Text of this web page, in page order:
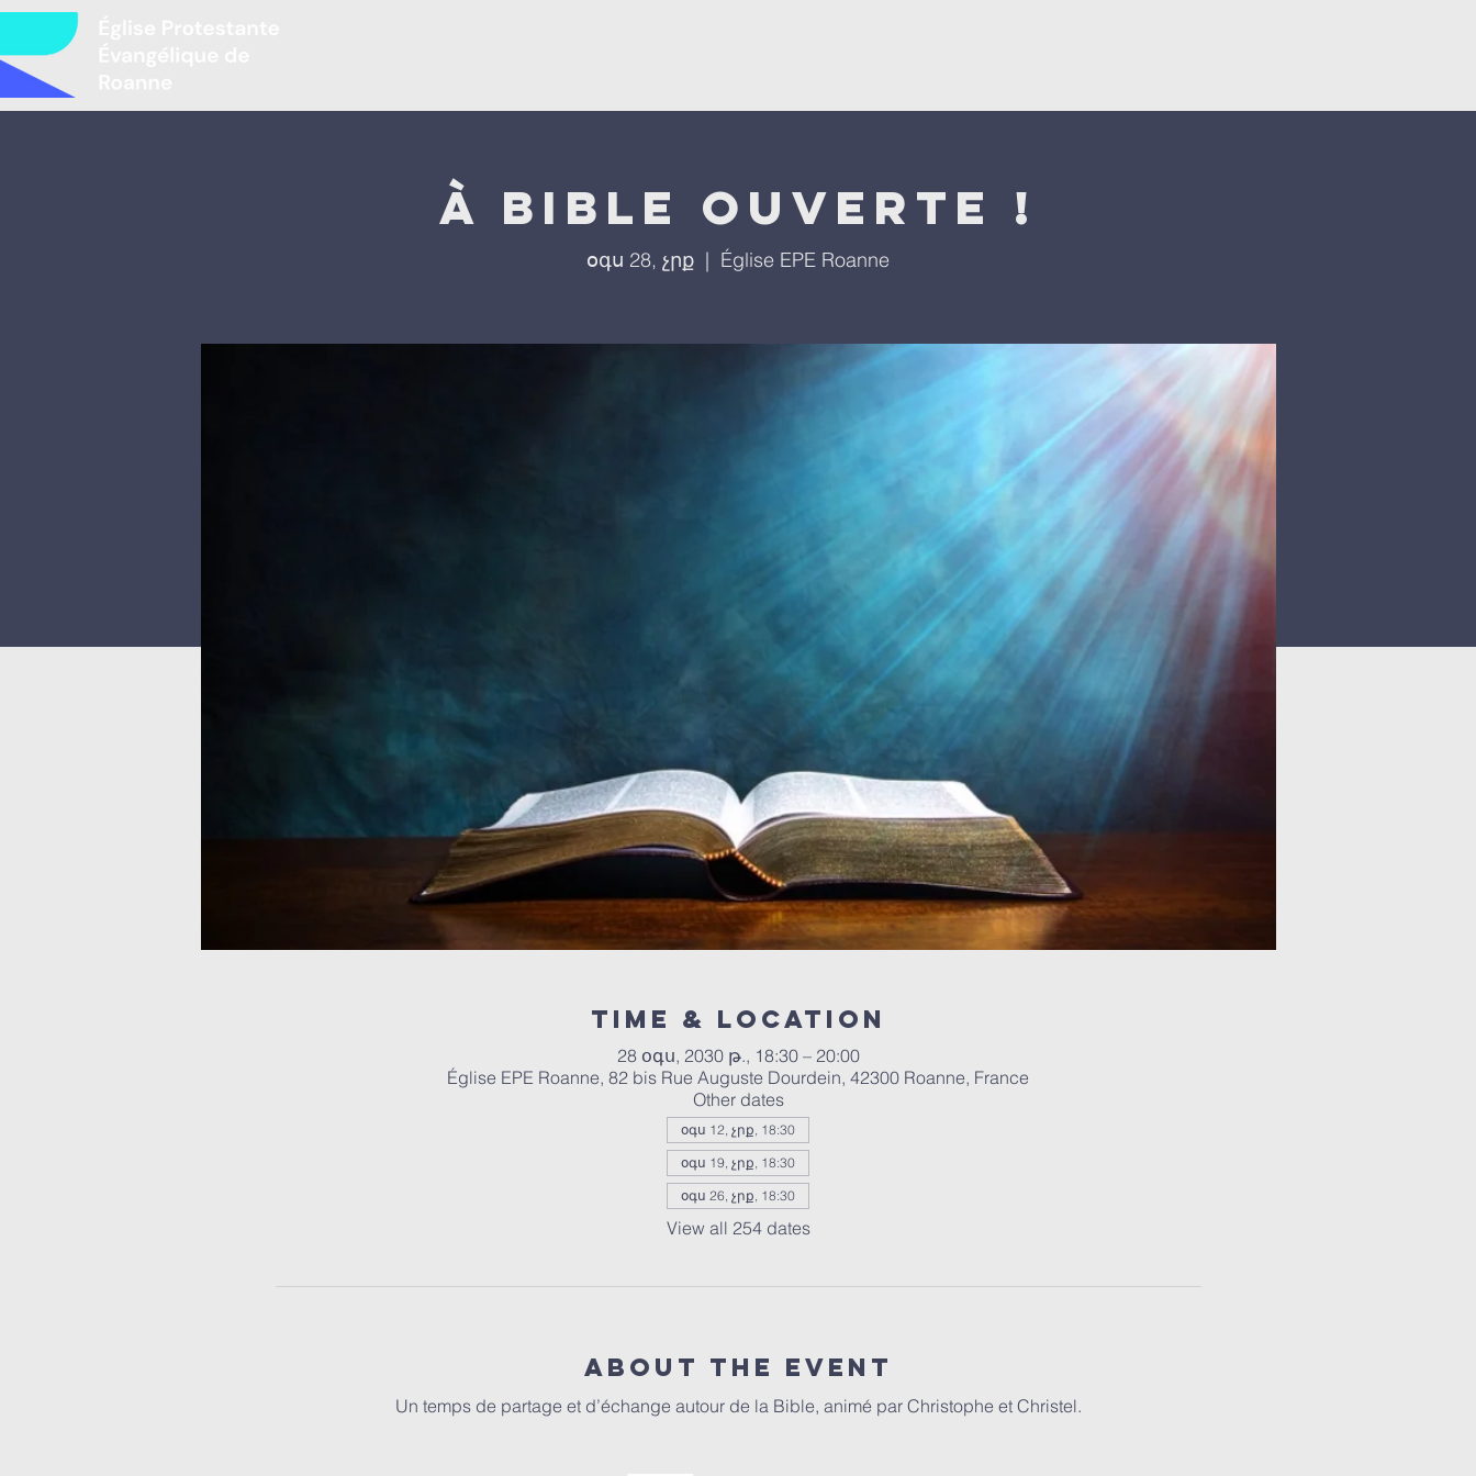
À bible ouverte !
օգս 28, չրք
  |
Église EPE Roanne
Time & Location
28 օգս, 2030 թ., 18:30 – 20:00
Église EPE Roanne, 82 bis Rue Auguste Dourdein, 42300 Roanne, France
Other dates
օգս 12, չրք, 18:30
օգս 19, չրք, 18:30
օգս 26, չրք, 18:30
View all 254 dates
About the event
Un temps de partage et d’échange autour de la Bible, animé par Christophe et Christel.